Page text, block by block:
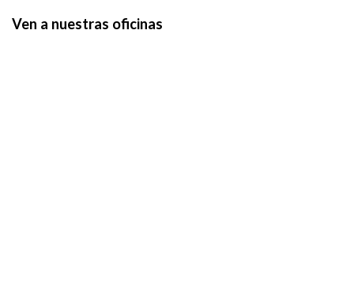
Ven a nuestras oficinas